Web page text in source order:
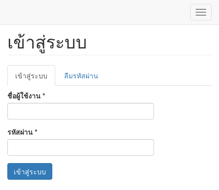
ข้าม
เนื้อหา
เข้าสู่ระบบ
Primary
tabs
เข้าสู่ระบบ
ปัจจุบัน)
ลืมรหัสผ่าน
ชื่อผู้ใช้งาน *
รหัสผ่าน *
เข้าสู่ระบบ